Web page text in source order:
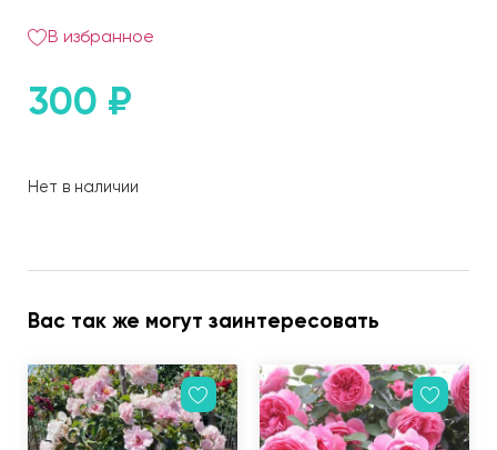
В избранное
300 ₽
Нет в наличии
Вас так же могут заинтересовать